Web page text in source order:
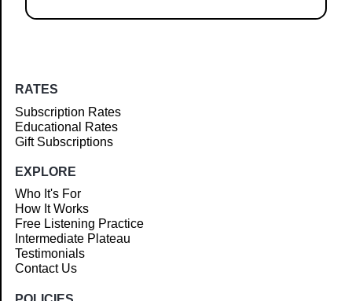
RATES
Subscription Rates
Educational Rates
Gift Subscriptions
EXPLORE
Who It's For
How It Works
Free Listening Practice
Intermediate Plateau
Testimonials
Contact Us